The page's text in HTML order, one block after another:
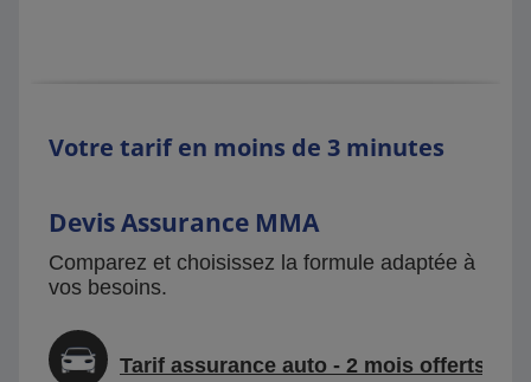
Votre tarif en moins de 3 minutes
Devis Assurance MMA
Comparez et choisissez la formule adaptée à
vos besoins.
Tarif assurance auto - 2 mois offerts